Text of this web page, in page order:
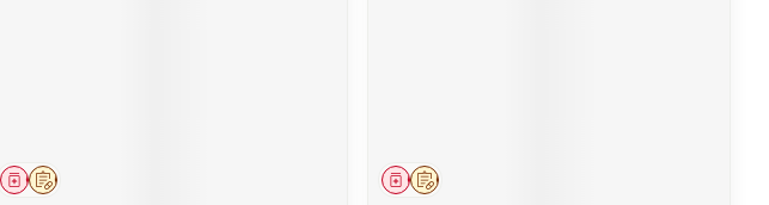
Op voorschrift
Geneesmiddel Op voorschrift
Geneesmiddel